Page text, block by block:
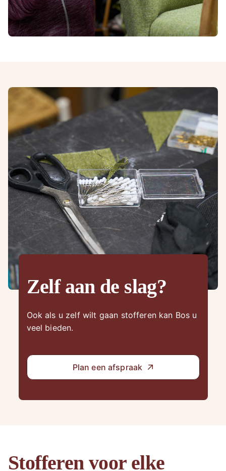
Zelf aan de slag?
Ook als u zelf wilt gaan stofferen kan Bos u
veel bieden.
Plan een afspraak
Stofferen voor elke